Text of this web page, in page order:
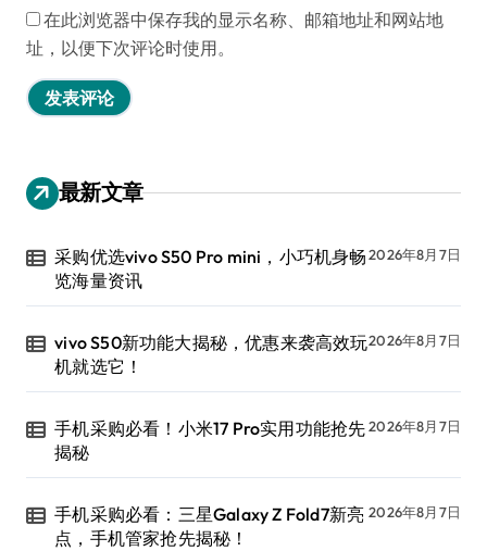
在此浏览器中保存我的显示名称、邮箱地址和网站地
址，以便下次评论时使用。
最新文章
采购优选vivo S50 Pro mini，小巧机身畅
览海量资讯
2026年8月7日
vivo S50新功能大揭秘，优惠来袭高效玩
机就选它！
2026年8月7日
手机采购必看！小米17 Pro实用功能抢先
揭秘
2026年8月7日
手机采购必看：三星Galaxy Z Fold7新亮
点，手机管家抢先揭秘！
2026年8月7日